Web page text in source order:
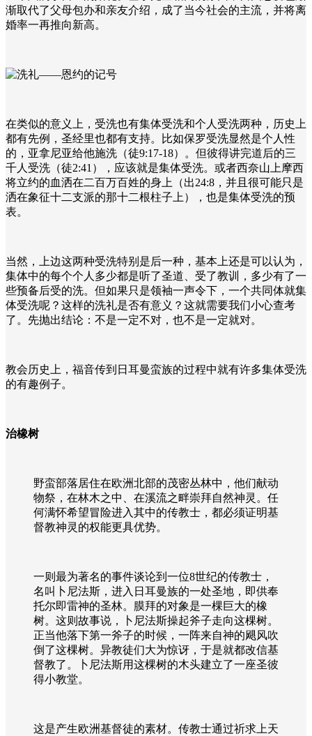
渐取代了父母包办和亲友介绍，成了当今社会的主流，并将离
婚率一再推向新高。
在类似的意义上，受洗也有集体受洗和个人受洗两种，历史上
都有先例，圣经里也都有支持。比如保罗受洗显然是个人性
的，亚拿尼亚给他施洗（徒9:17-18）。但彼得讲完道后的三
千人受洗（徒2:41 ），应该就是集体受洗。或者西奈山上摩西
将立约的血洒在二百万百姓的身上（出24:8 ，并且很可能只是
洒在象征十二支派的那十二根柱子上），也是集体受洗的预
表。
当然，上边这两种受洗特别是后一种，基本上还是可以认为，
集体中的每个个人多少都是听了圣道、受了教训，多少有了一
些预备后受的洗。但如果只是领袖一声令下，一个共同体就集
体受洗呢？这样的洗礼是否有意义？这就需要我们小心查考
了。先抛出结论：不是一定不对，也不是一定就对。
教会历史上，福音传到日耳曼蛮族的过程中就有许多集体受洗
的有趣例子。
治橡树
野蛮部落居住在欧洲北部的茂密丛林中，他们献动
物祭，在林木之中、在溪流之畔崇拜自然神灵。任
何满怀希望冒险进入其中的传教士，都必须证明基
督教神灵的权能更具优势。
一则最为著名的事件谈论到一位8世纪的传教士，
名叫卜尼法斯，进入日耳曼族的一处圣地，即供奉
托尔即雷神的圣林。膜拜的对象是一棵巨大的橡
树。这则故事说，卜尼法斯操起斧子走向这棵树。
正当他落下第一斧子的时候，一阵来自神的飓风吹
倒了这棵树。异教徒们大为惊讶，于是就都改信基
督教了。卜尼法斯用这棵树的木头建立了一座圣彼
得小教堂。
这是产生欧洲基督徒的素材。传教士通过祈求上天